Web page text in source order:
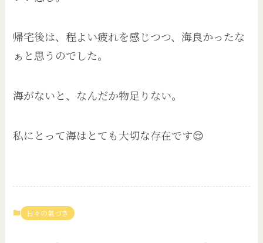
帰宅後は、程よい疲れを感じつつ、海良かったな
ぁと思うのでした。
海がないと、なんだか物足りない。
私にとって海はとても大切な存在です😌
日々の氣づき